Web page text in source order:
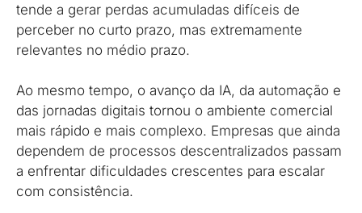
tende a gerar perdas acumuladas difíceis de
perceber no curto prazo, mas extremamente
relevantes no médio prazo.
Ao mesmo tempo, o avanço da IA, da automação e
das jornadas digitais tornou o ambiente comercial
mais rápido e mais complexo. Empresas que ainda
dependem de processos descentralizados passam
a enfrentar dificuldades crescentes para escalar
com consistência.